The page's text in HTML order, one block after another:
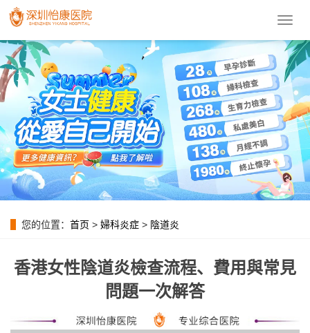
導
菜
單
您的位置： 首页 > 婦科炎症 > 陰道炎
香港女性陰道炎檢查流程、費用與常見
問題一次解答